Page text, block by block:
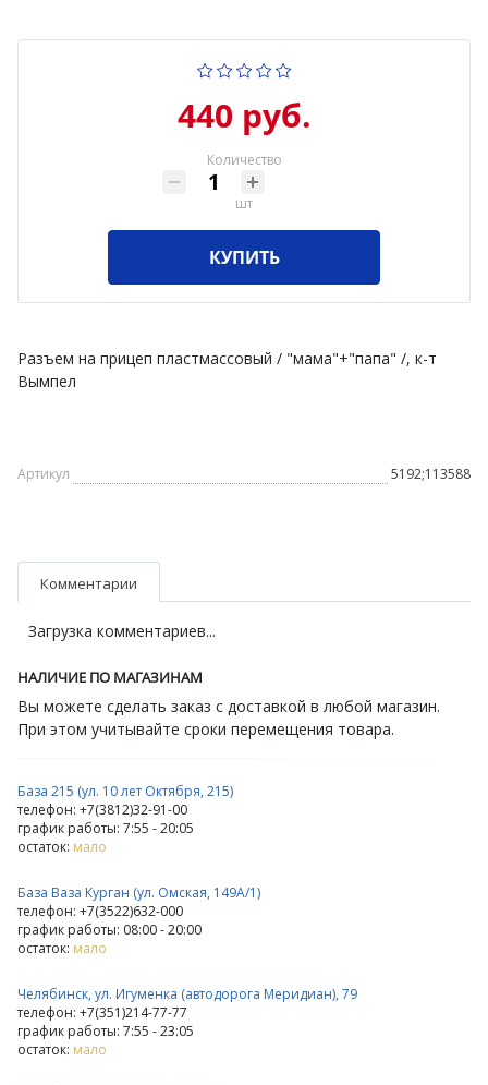
440 руб.
Количество
шт
КУПИТЬ
Разъем на прицеп пластмассовый / "мама"+"папа" /, к-т
Вымпел
Артикул 5192;113588
Комментарии
Загрузка комментариев...
НАЛИЧИЕ ПО МАГАЗИНАМ
Вы можете сделать заказ с доставкой в любой магазин.
При этом учитывайте сроки перемещения товара.
База 215 (ул. 10 лет Октября, 215)
телефон: +7(3812)32-91-00
график работы: 7:55 - 20:05
остаток: мало
База Ваза Курган (ул. Омская, 149А/1)
телефон: +7(3522)632-000
график работы: 08:00 - 20:00
остаток: мало
Челябинск, ул. Игуменка (автодорога Меридиан), 79
телефон: +7(351)214-77-77
график работы: 7:55 - 23:05
остаток: мало